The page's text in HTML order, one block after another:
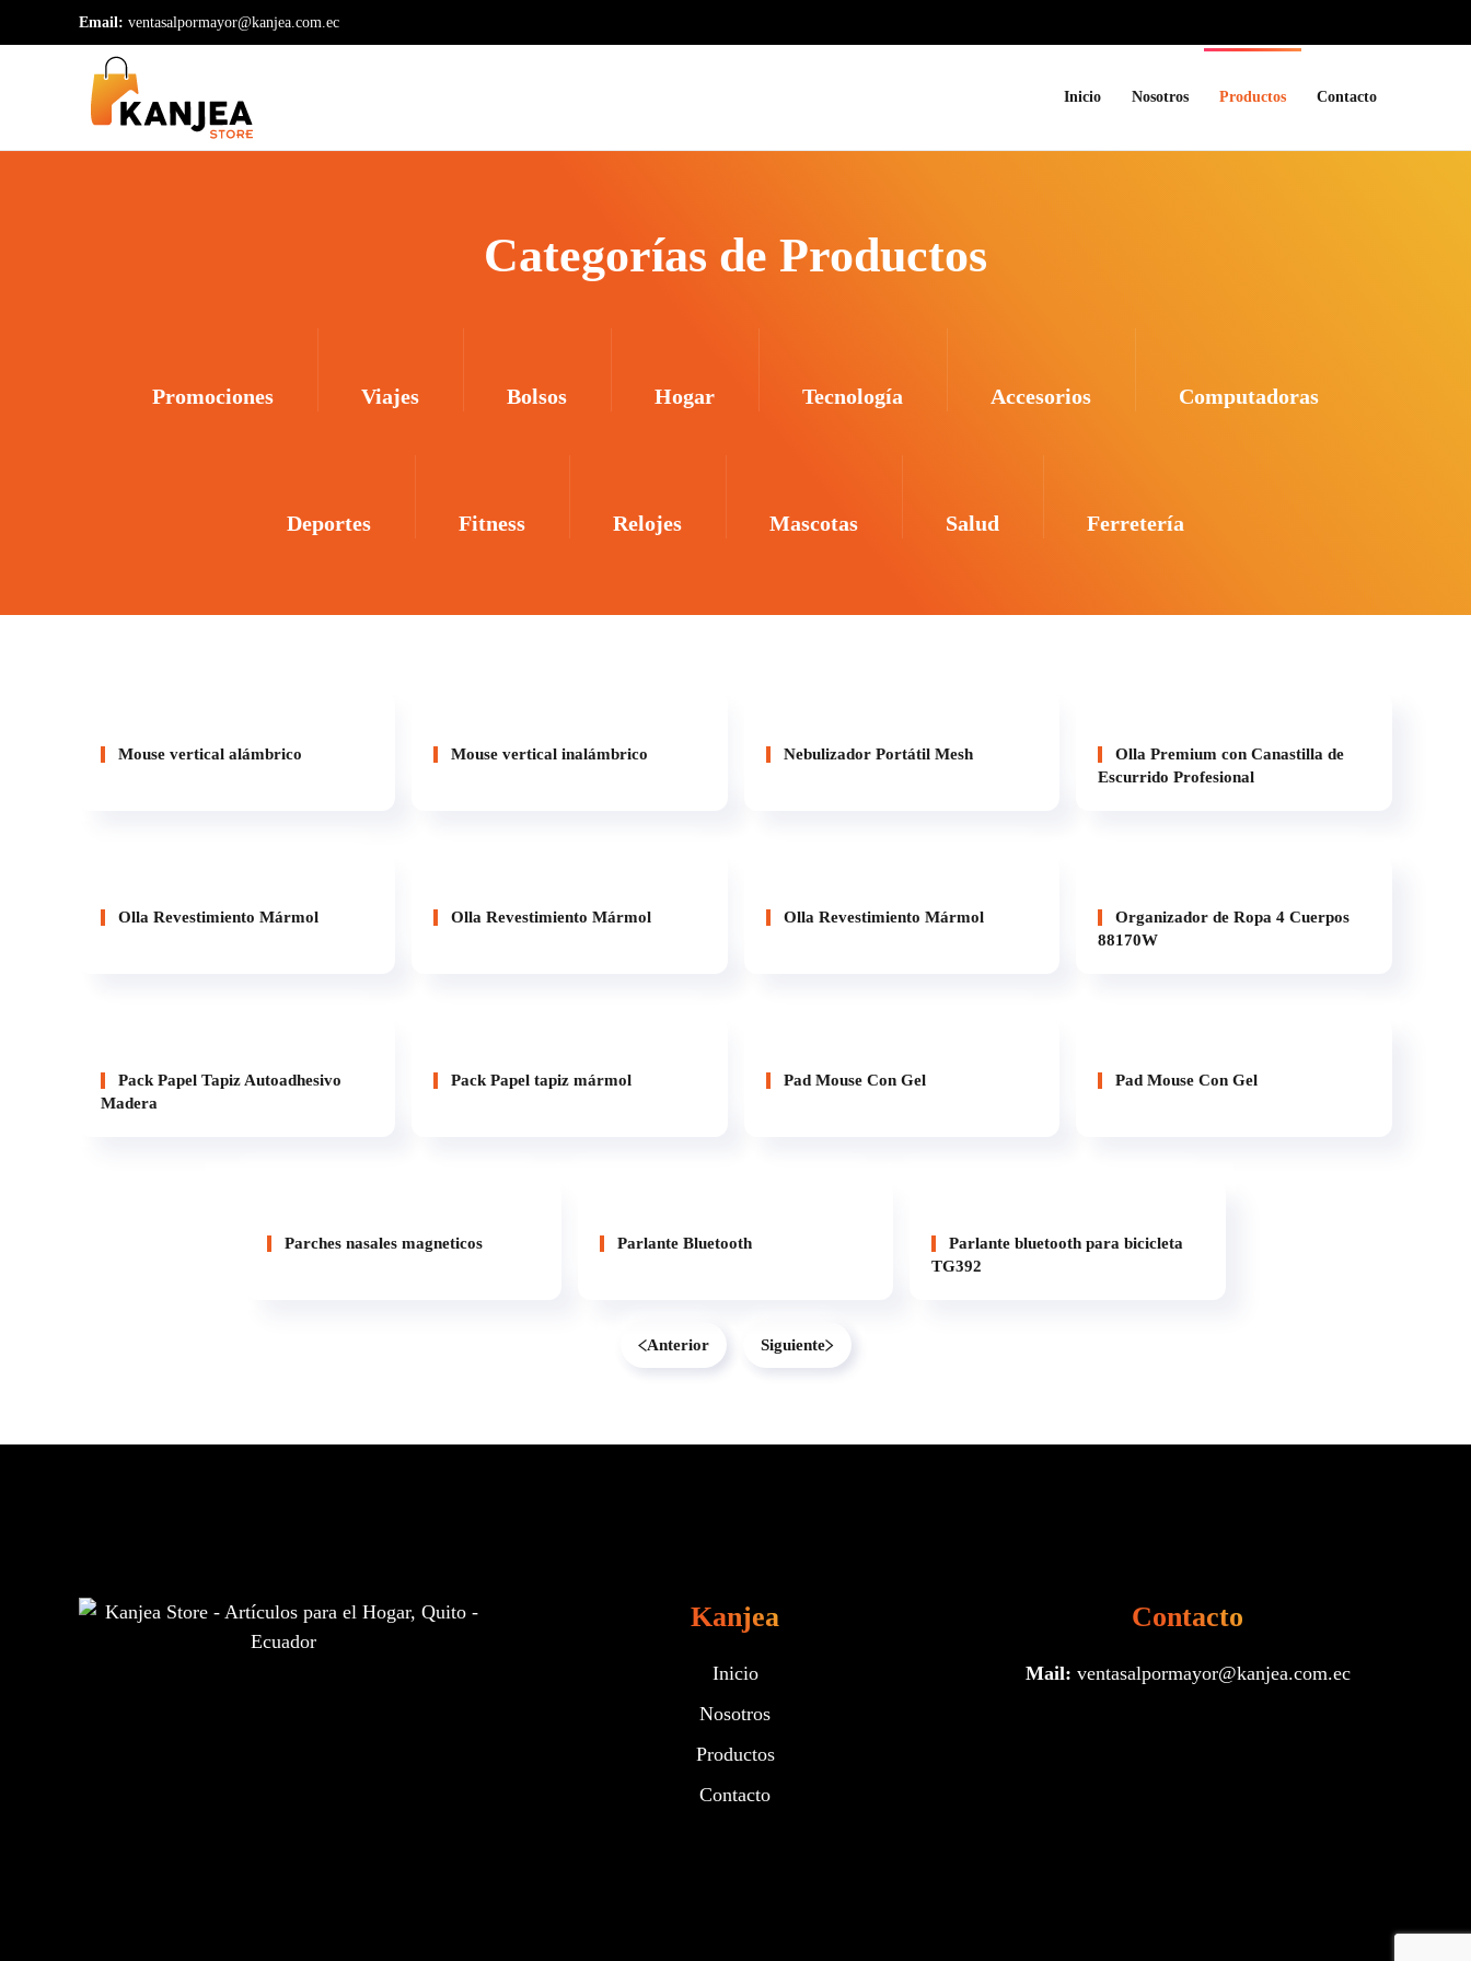
Skip to main content
Email: ventasalpormayor@kanjea.com.ec
Inicio Nosotros Productos Contacto
Categorías de Productos
Promociones Viajes Bolsos Hogar Tecnología Accesorios Computadoras
Deportes Fitness Relojes Mascotas Salud Ferretería
Mouse vertical alámbrico Mouse vertical inalámbrico Nebulizador Portátil Mesh
Olla Premium con Canastilla de
Escurrido Profesional
Olla Revestimiento Mármol Olla Revestimiento Mármol Olla Revestimiento Mármol
Organizador de Ropa 4 Cuerpos
88170W
Pack Papel Tapiz Autoadhesivo
Madera
Pack Papel tapiz mármol Pad Mouse Con Gel Pad Mouse Con Gel
Parches nasales magneticos Parlante Bluetooth
Parlante bluetooth para bicicleta
TG392
Anterior Siguiente
Kanjea
Inicio
Nosotros
Productos
Contacto
Contacto
Mail: ventasalpormayor@kanjea.com.ec